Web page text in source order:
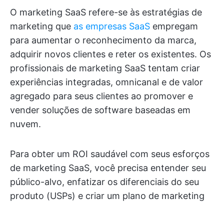
O marketing SaaS refere-se às estratégias de
marketing que as empresas SaaS empregam
para aumentar o reconhecimento da marca,
adquirir novos clientes e reter os existentes. Os
profissionais de marketing SaaS tentam criar
experiências integradas, omnicanal e de valor
agregado para seus clientes ao promover e
vender soluções de software baseadas em
nuvem.
Para obter um ROI saudável com seus esforços
de marketing SaaS, você precisa entender seu
público-alvo, enfatizar os diferenciais do seu
produto (USPs) e criar um plano de marketing